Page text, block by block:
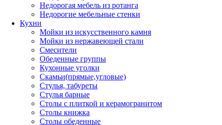
Недорогая мебель из ротанга
Недорогие мебельные стенки
Кухни
Мойки из искусственного камня
Мойки из нержавеющей стали
Смесители
Обеденные группы
Кухонные уголки
Скамьи(прямые,угловые)
Стулья, табуреты
Стулья барные
Столы с плиткой и керамогранитом
Столы книжка
Столы обеденные